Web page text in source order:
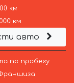
км
км
авто
по пробегу